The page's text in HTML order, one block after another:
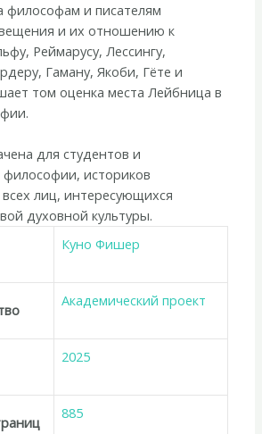
философам и писателям
и их отношению к
Реймарусу, Лессингу,
Гаману, Якоби, Гёте и
том оценка места Лейбница в
для студентов и
философии, историков
лиц, интересующихся
духовной культуры.
Куно Фишер
Академический проект
2025
885